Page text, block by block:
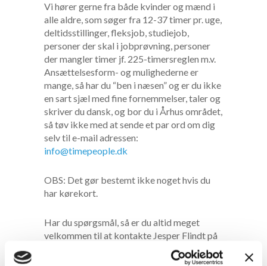
Vi hører gerne fra både kvinder og mænd i
alle aldre, som søger fra 12-37 timer pr. uge,
deltidsstillinger, fleksjob, studiejob,
personer der skal i jobprøvning, personer
der mangler timer jf. 225-timersreglen m.v.
Ansættelsesform- og mulighederne er
mange, så har du “ben i næsen” og er du ikke
en sart sjæl med fine fornemmelser, taler og
skriver du dansk, og bor du i Århus området,
så tøv ikke med at sende et par ord om dig
selv til e-mail adressen:
info@timepeople.dk
OBS: Det gør bestemt ikke noget hvis du
har kørekort.
Har du spørgsmål, så er du altid meget
velkommen til at kontakte Jesper Flindt på